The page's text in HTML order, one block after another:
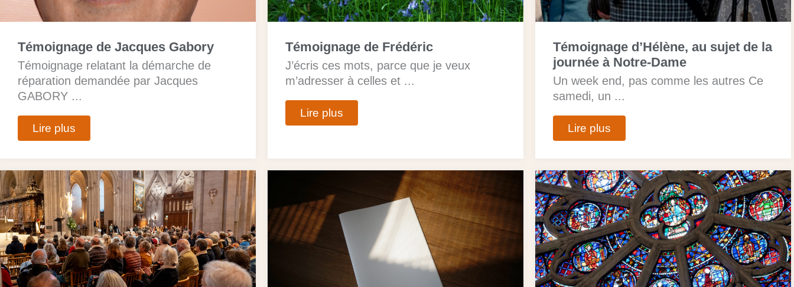
Témoignage de Jacques Gabory
Témoignage relatant la démarche de
réparation demandée par Jacques
GABORY ...
Lire plus
Témoignage de Frédéric
J’écris ces mots, parce que je veux
m’adresser à celles et ...
Lire plus
Témoignage d’Hélène, au sujet de la
journée à Notre-Dame
Un week end, pas comme les autres Ce
samedi, un ...
Lire plus